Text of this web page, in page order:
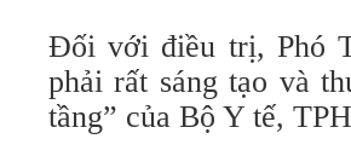
Đối với điều trị, Phó
phải rất sáng tạo và
tầng” của Bộ Y tế,